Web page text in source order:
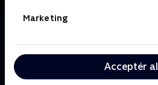
Marketing
Acceptér
skal bluffe, gætte, købe og
masse loppefund i håbet om